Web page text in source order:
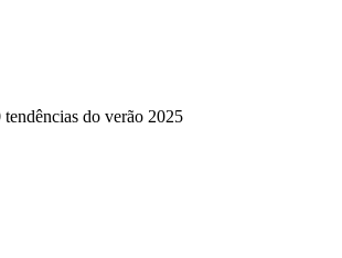
do verão 2025